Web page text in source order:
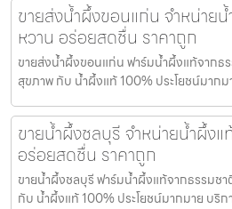
ขายส่งน้ำผึ้งขอนแก่น จำหน่าย
หวาน อร่อยสดชื่น ราคาถูก
ขายส่งน้ำผึ้งขอนแก่น ฟาร์มน้ำผึ้งแท้จากธ
สุขภาพ กับ น้ำผึ้งแท้ 100% ประโยชน์มากม
ขายน้ำผึ้งชลบุรี จำหน่ายน้ำผึ้ง
อร่อยสดชื่น ราคาถูก
ขายน้ำผึ้งชลบุรี ฟาร์มน้ำผึ้งแท้จากธรรมช
กับ น้ำผึ้งแท้ 100% ประโยชน์มากมาย บริก